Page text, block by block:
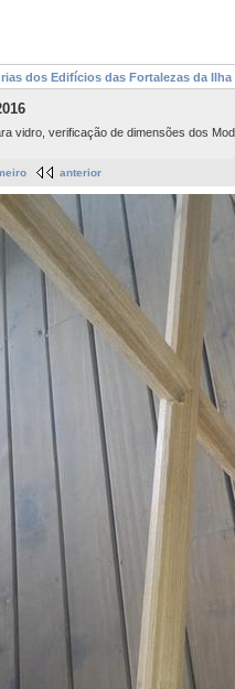
dos Edifícios das Fortalezas da Ilha
vidro, verificação de dimensões dos
anterior